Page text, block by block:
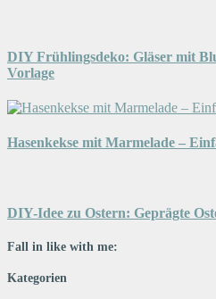
DIY Frühlingsdeko: Gläser mit
Vorlage
Hasenkekse mit Marmelade –
DIY-Idee zu Ostern: Geprägte
Fall in like with me:
Kategorien